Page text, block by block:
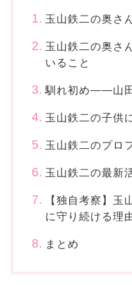
玉山鉄二の奥さ
玉山鉄二の奥さ
いること
馴れ初め——山
玉山鉄二の子供
玉山鉄二のプロ
玉山鉄二の最新
【独自考察】玉
に守り続ける理
まとめ